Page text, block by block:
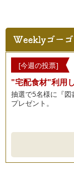
マイホームがほし
たまに見るくらい
子育て世代にうれ
スマートフォンは
ス」という言葉を
新築と中古、それ
住まい選びで悩
子育てはどこで
前回、初めての
「自分だけの住ま
[今週の投票]
"宅配食材"利用
抽選で5名様に『
プレゼント。